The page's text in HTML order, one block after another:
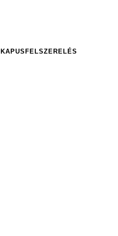
KAPUSFELSZERELÉS